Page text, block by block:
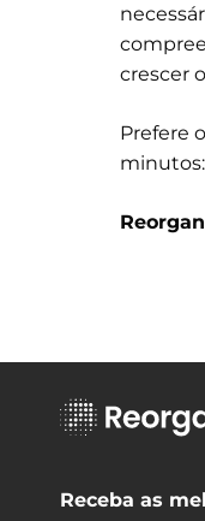
crescer
Prefere
minutos:
Receba as